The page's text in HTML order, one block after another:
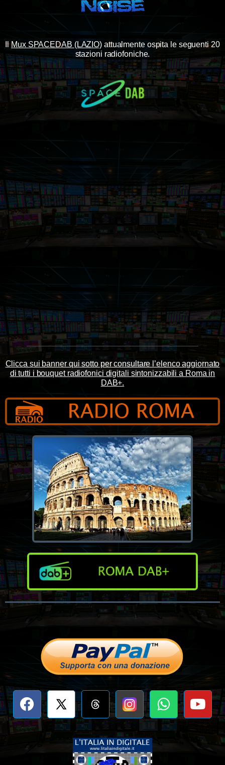
IlMux SPACEDAB (LAZIO) attualmente ospita le seguenti 20
stazioni radiofoniche.
Clicca sui banner qui sotto per consultare l’elenco aggiornato
di tutti i bouquet radiofonici digitali sintonizzabili a Roma in
DAB+.